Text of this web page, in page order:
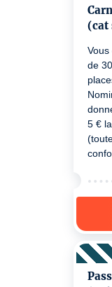
(cat
de
5 €